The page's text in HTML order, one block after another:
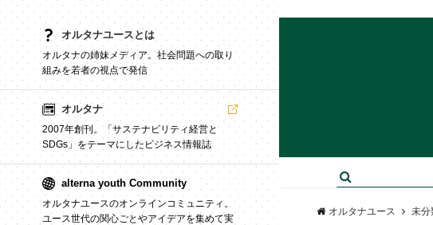
オルタナユースとは
オルタナの姉妹メディア。社会問題への取り
組みを若者の視点で発信
オルタナ
2007年創刊。「サステナビリティ経営と
SDGs」をテーマにしたビジネス情報誌
alterna youth Community
オルタナユースのオンラインコミュニティ。
ユース世代の関心ごとやアイデアを集めて実
オルタナユース 未分